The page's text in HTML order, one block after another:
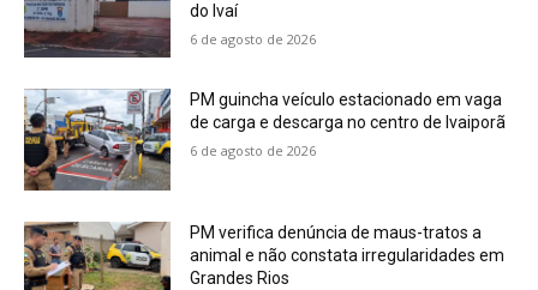
do Ivaí
6 de agosto de 2026
PM guincha veículo estacionado em vaga
de carga e descarga no centro de Ivaiporã
6 de agosto de 2026
PM verifica denúncia de maus-tratos a
animal e não constata irregularidades em
Grandes Rios